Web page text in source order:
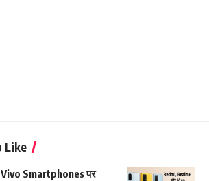
Like
Smartphones पर